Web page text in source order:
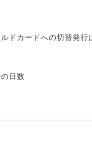
ドカードへの切替発行
日数